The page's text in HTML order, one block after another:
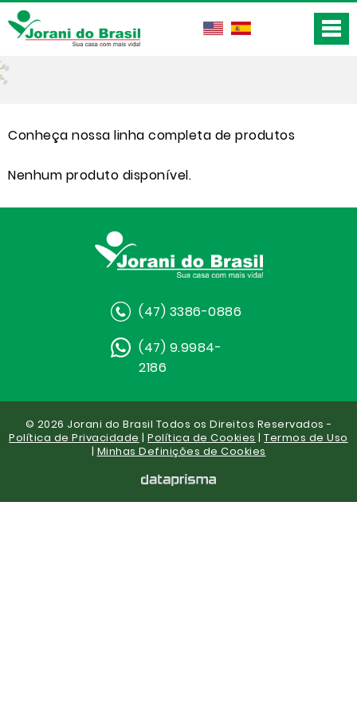
Conheça nossa linha completa de produtos
Nenhum produto disponível.
(47) 3386-0886
(47) 9.9984-
2186
© 2026 Jorani do Brasil Todos os Direitos Reservados -
Política de Privacidade |Política de Cookies |Termos de Uso
| Minhas Definições de Cookies